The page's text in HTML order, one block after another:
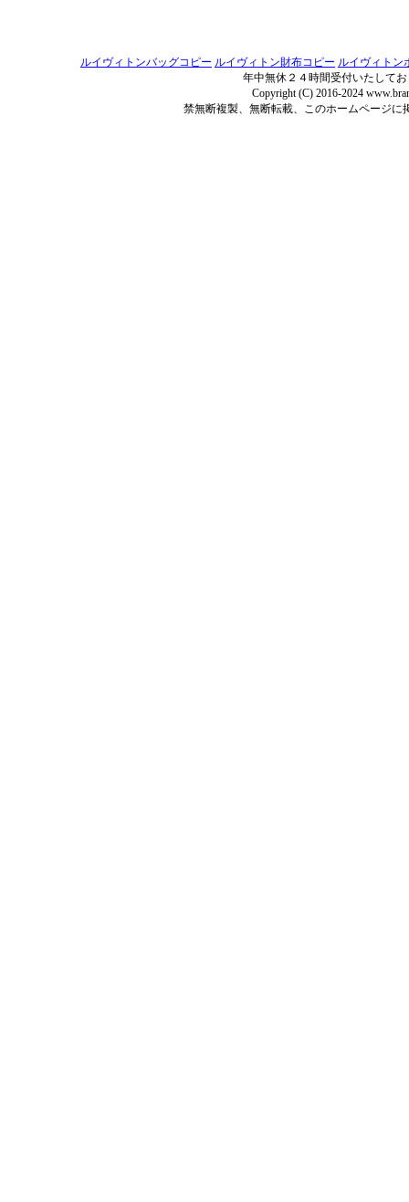
ルイヴィトンバッグコピー ルイヴィトン財布コピー ルイヴィトン
年中無休２４時間受付いたして
Copyright (C) 2016-2024
禁無断複製、無断転載、このホームページ